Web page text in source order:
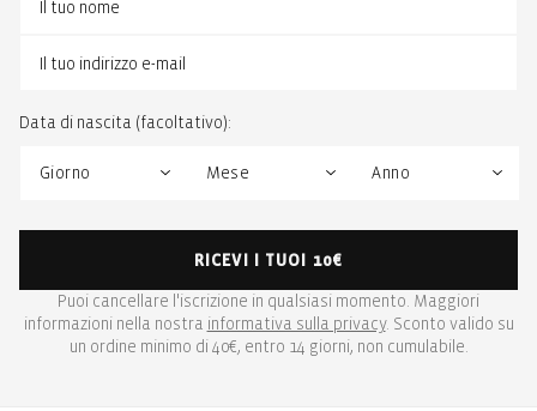
Data di nascita (facoltativo):
RICEVI I TUOI 10€
Puoi cancellare l'iscrizione in qualsiasi momento. Maggiori
informazioni nella nostra informativa sulla privacy. Sconto valido su
un ordine minimo di 40€, entro 14 giorni, non cumulabile.